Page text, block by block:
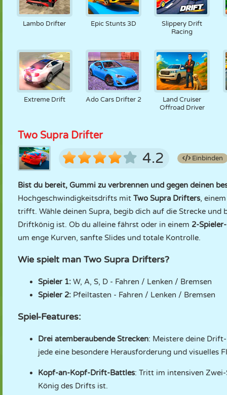
Lambo Drifter Epic Stunts 3D
Slippery Drift
Racing
Extreme Drift Ado Cars Drifter 2
Land Cruiser
Offroad Driver
Two Supra Drifter
4.2 Einbinden
Bist du bereit, Gummi zu verbrennen und gegen deinen
Hochgeschwindigkeitsdrifts mit Two Supra Drifters,
trifft. Wähle deinen Supra, begib dich auf die Strecke
Driftkönig ist. Ob du alleine fährst oder in einem 2-
um enge Kurven, sanfte Slides und totale Kontrolle.
Wie spielt man Two Supra Drifters?
Spieler 1: W, A, S, D - Fahren / Lenken / Bremsen
Spieler 2: Pfeiltasten - Fahren / Lenken / Bremsen
Spiel-Features:
Drei atemberaubende Strecken: Meistere deine
jede eine besondere Herausforderung und visuelles
Kopf-an-Kopf-Drift-Battles: Tritt im intensiven Zwei-
König des Drifts ist.